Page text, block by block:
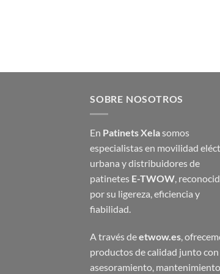
SOBRE NOSOTROS
En Patinets Xelasomos
especialistas en movilidad
urbana y distribuidores de
patinetes E-TWOW ,
por su ligereza, eficiencia y
fiabilidad.
A través deetwow.es,
productos de calidad junto con
asesoramiento,